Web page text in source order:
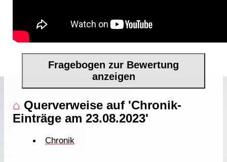
Fragebogen zur Bewertung
anzeigen
⌂ Querverweise auf 'Chronik-
Einträge am 23.08.2023'
Chronik